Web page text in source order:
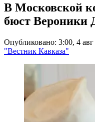
В Московской
бюст Вероники
Опубликовано: 3:00, 4
"Вестник Кавказа"